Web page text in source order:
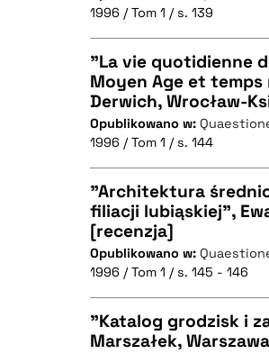
BIBTEX
1996 / Tom 1 / s. 139
CZYSTY TEKST
BIBTEX
"La vie quotidienne
Moyen Age et
Derwich, Wrocław-
Opublikowano w:
1996 / Tom 1 / s. 144
CZYSTY TEKST
BIBTEX
"Architektura
filiacji lubiąskiej",
[recenzja]
Opublikowano w:
1996 / Tom 1 / s. 145 - 146
"Katalog grodzisk i
Marszałek,